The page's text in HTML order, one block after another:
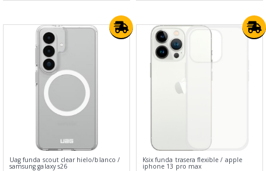
Uag funda scout clear hielo/blanco⁤⁣ /
samsung galaxy s26
Ksix funda trasera flexible / apple
iphone 13 pro max